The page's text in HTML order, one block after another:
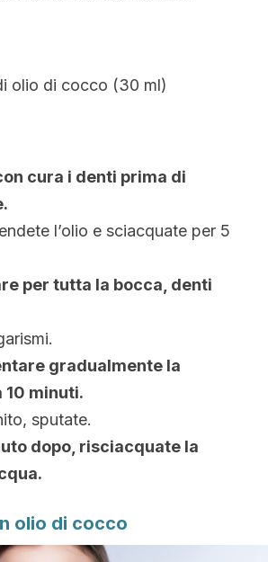
olio di cocco (30 ml)
cura i denti prima di
l’olio e sciacquate per 5
per tutta la bocca, denti
gradualmente la
10 minuti.
sputate.
dopo, risciacquate la
olio di cocco